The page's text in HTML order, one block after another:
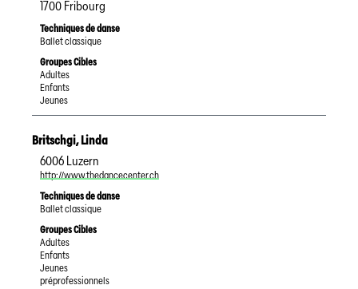
1700 Fribourg
Techniques de danse
Ballet classique
Groupes Cibles
Adultes
Enfants
Jeunes
Britschgi,Linda
6006 Luzern
http://www.thedancecenter.ch
Techniques de danse
Ballet classique
Groupes Cibles
Adultes
Enfants
Jeunes
préprofessionnels